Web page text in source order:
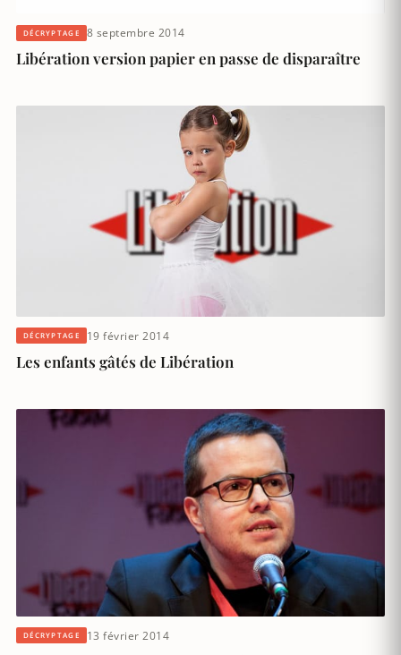
DÉCRYPTAGE 8 septembre 2014
Libération version papier en passe de disparaître
DÉCRYPTAGE 19 février 2014
Les enfants gâtés de Libération
DÉCRYPTAGE 13 février 2014